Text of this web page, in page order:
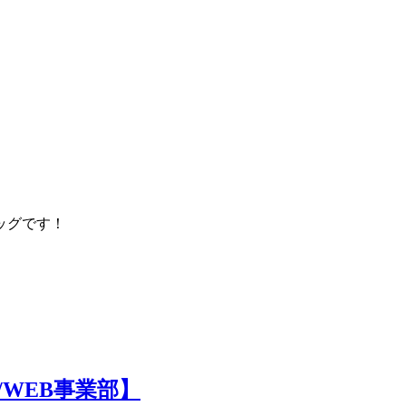
です！
事業部】